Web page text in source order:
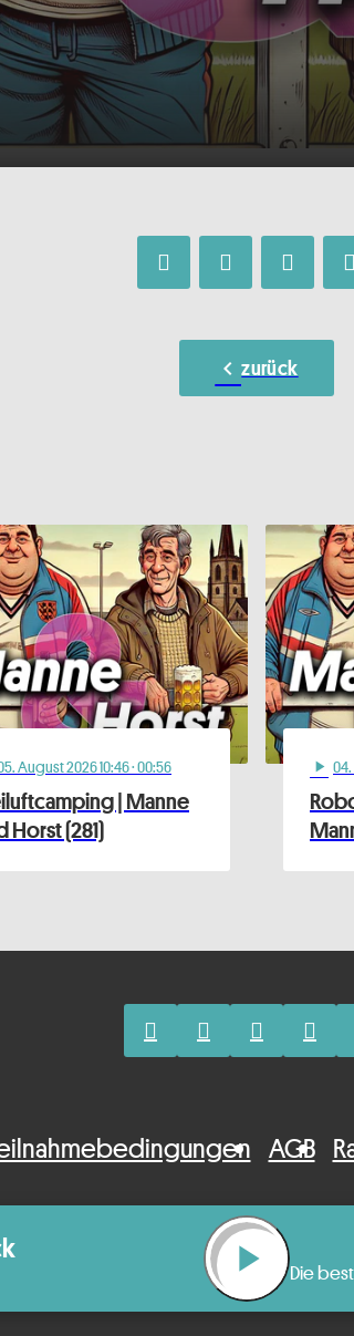
chevron_leftzurück
. August 2026 10:46· 00:56
| Manne
Horst (281)
play_arrow 04
AGB
play_arrow